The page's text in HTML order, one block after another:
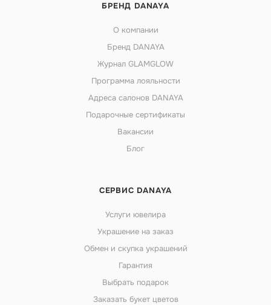
БРЕНД DANAYA
О компании
Бренд DANAYA
Журнал GLAMGLOW
Программа лояльности
Адреса салонов DANAYA
Подарочные сертификаты
Вакансии
Блог
СЕРВИС DANAYA
Услуги ювелира
Украшение на заказ
Обмен и скупка украшений
Гарантия
Выбрать подарок
Заказать букет цветов